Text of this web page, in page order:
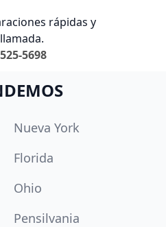
rápidas y
5698
Nueva York
Florida
Ohio
Pensilvania